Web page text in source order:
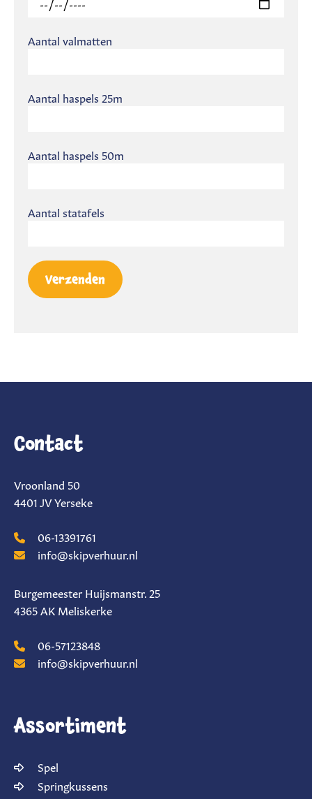
Aantal valmatten
Aantal haspels 25m
Aantal haspels 50m
Aantal statafels
Contact
Vroonland 50
4401 JV Yerseke
06-13391761
info@skipverhuur.nl
Burgemeester Huijsmanstr. 25
4365 AK Meliskerke
06-57123848
info@skipverhuur.nl
Assortiment
Spel
Springkussens